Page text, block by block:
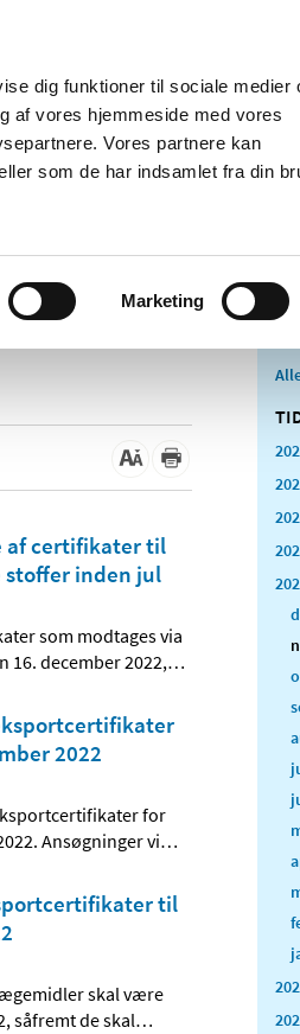
dig funktioner til sociale medier
af vores hjemmeside med vores
Vores partnere kan
som de har indsamlet fra din
Marketing
Om os Kontakt Udgivelser
og salg af
Medicinsk
af certifikater til
inden jul
som modtages via
16. december 2022,…
2022
for
Ansøgninger vi…
til
skal være
såfremt de skal…